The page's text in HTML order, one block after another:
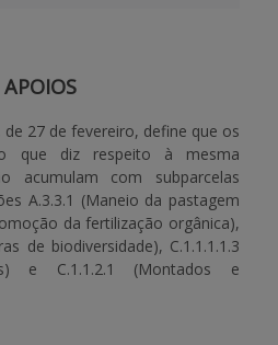
de 27 de fevereiro, define que os
que diz respeito à mesma
acumulam com subparcelas
A.3.3.1 (Maneio da pastagem
da fertilização orgânica),
de biodiversidade), C.1.1.1.1.3
e C.1.1.2.1 (Montados e